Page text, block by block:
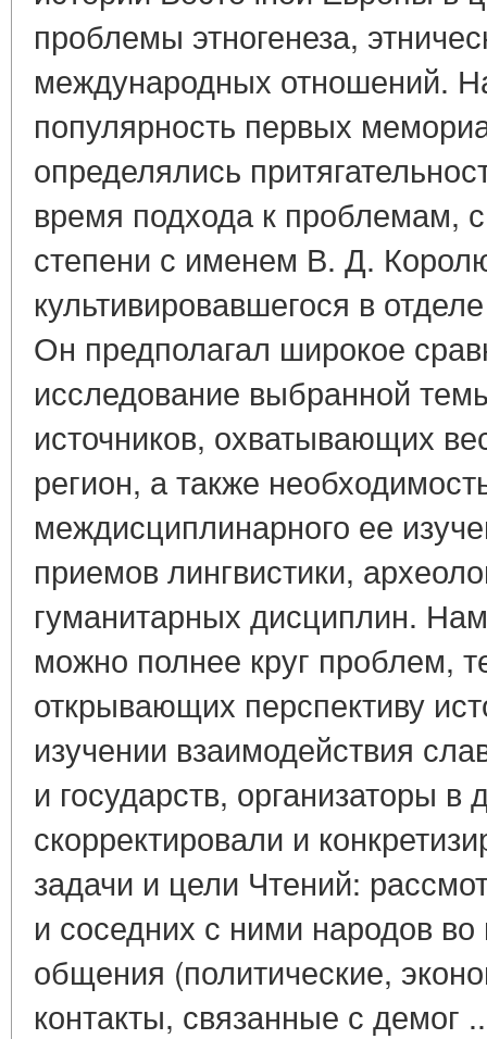
проблемы этногенеза,
международных отношений.
популярность первых
определялись
время подхода к проблемам,
степени с именем В. Д.
культивировавшегося в
Он предполагал широкое
исследование выбранной
источников, охватывающих
регион, а также
междисциплинарного ее
приемов лингвистики,
гуманитарных дисциплин.
можно полнее круг проблем,
открывающих перспективу
изучении взаимодействия
и государств, организаторы
скорректировали и
задачи и цели Чтений:
и соседних с ними народов
общения (политические,
контакты, связанные с демог